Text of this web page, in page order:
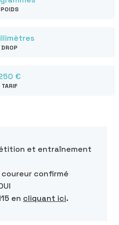
POIDS
DROP
€
TARIF
et entraînement
coureur confirmé
en cliquant ici.